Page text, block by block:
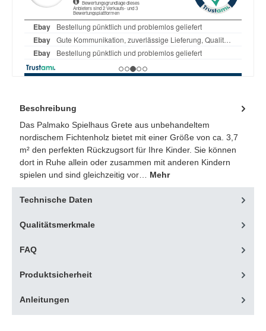
Beschreibung
Das Palmako Spielhaus Grete aus unbehandeltem
nordischem Fichtenholz bietet mit einer Größe von ca. 3,7
m² den perfekten Rückzugsort für Ihre Kinder. Sie können
dort in Ruhe allein oder zusammen mit anderen Kindern
spielen und sind gleichzeitig vor… Mehr
Technische Daten
Qualitätsmerkmale
FAQ
Produktsicherheit
Anleitungen